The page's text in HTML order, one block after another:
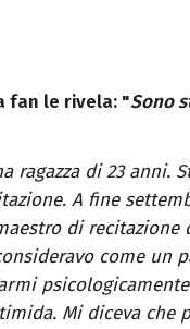
fan le rivela: "Sono
ragazza di 23 anni.
A fine
di recitazione
come un
Mi diceva che